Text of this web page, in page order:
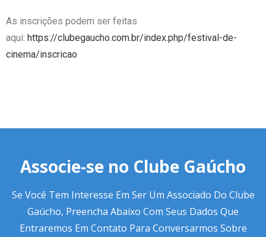
As inscrições podem ser feitas
aqui: https://clubegaucho.com.br/index.php/festival-de-
cinema/inscricao
Associe-se no Clube Gaúcho
Se Você Tem Interesse Em Ser Um Associado Do Clube
Gaúcho, Preencha Abaixo Com Seus Dados Que
Entraremos Em Contato Para Conversarmos Sobre